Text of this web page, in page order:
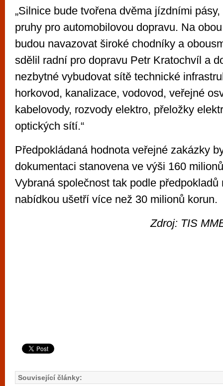
„Silnice bude tvořena dvěma jízdními
pruhy pro automobilovou dopravu. Na
budou navazovat široké chodníky a
sdělil radní pro dopravu Petr Kratochvíl a
nezbytné vybudovat sítě technické
horkovod, kanalizace, vodovod, veřejné
kabelovody, rozvody elektro, přeložky
optických sítí.“
Předpokládaná hodnota veřejné zakázky
dokumentaci stanovena ve výši 160
Vybraná společnost tak podle předpokladů
nabídkou ušetří více než 30 milionů korun.
Zdroj: TIS
Související články: